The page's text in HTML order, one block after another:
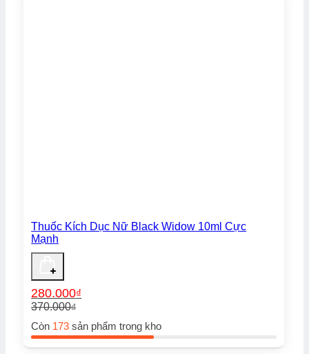
Thuốc Kích Dục Nữ Black Widow 10ml Cực
Mạnh
370.000₫
gốc
280.000₫
hiện
Còn 173 sản phẩm trong kho